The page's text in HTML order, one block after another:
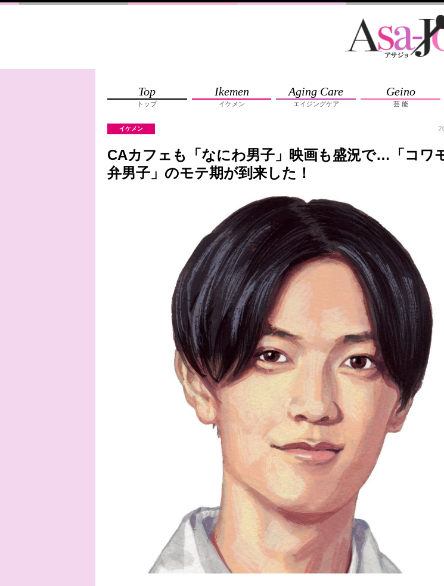
Top
トップ
Ikemen
イケメン
Aging Care
エイジングケア
Geino
芸 能
イケメン
CAカフェも「なにわ男子」映画も盛況で…「コワ
弁男子」のモテ期が到来した！